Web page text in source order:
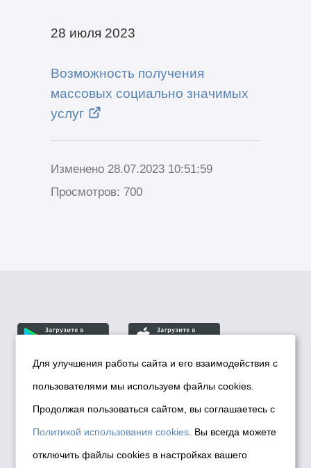
28 июля 2023
Возможность получения
массовых социально значимых
услуг
Изменено 28.07.2023 10:51:59
Просмотров: 700
© Департамент информационной политики мэрии
города Новосибирска, 2026
Политика использования Cookies
Политика по обработке персональных
Для улучшения работы сайта и его взаимодействия с
пользователями мы используем файлы cookies.
Продолжая пользоваться сайтом, вы соглашаетесь с
Политикой использования cookies . Вы всегда можете
отключить файлы cookies в настройках вашего